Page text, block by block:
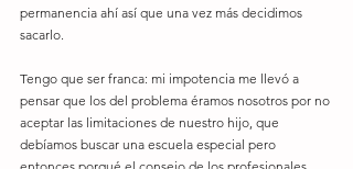
permanencia ahí así que una vez más decidimos
sacarlo.
Tengo que ser franca: mi impotencia me llevó a
pensar que los del problema éramos nosotros por no
aceptar las limitaciones de nuestro hijo, que
debíamos buscar una escuela especial pero